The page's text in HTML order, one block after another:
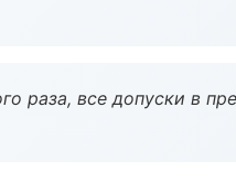
раза, все допуски в